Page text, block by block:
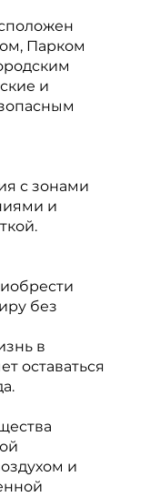
Парком
и
с зонами
и
без
в
оставаться
и